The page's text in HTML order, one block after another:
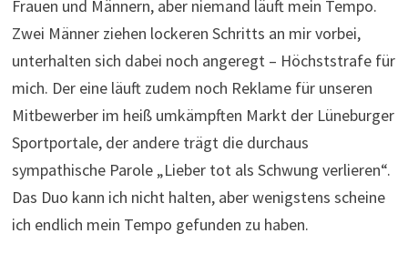
Frauen und Männern, aber niemand läuft mein Tempo.
Zwei Männer ziehen lockeren Schritts an mir vorbei,
unterhalten sich dabei noch angeregt – Höchststrafe für
mich. Der eine läuft zudem noch Reklame für unseren
Mitbewerber im heiß umkämpften Markt der Lüneburger
Sportportale, der andere trägt die durchaus
sympathische Parole „Lieber tot als Schwung verlieren“.
Das Duo kann ich nicht halten, aber wenigstens scheine
ich endlich mein Tempo gefunden zu haben.